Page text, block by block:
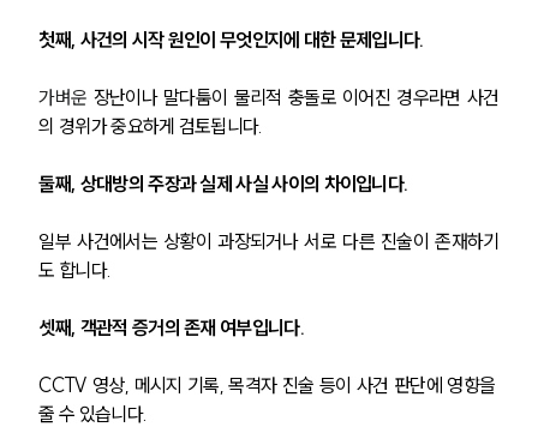
첫째, 사건의 시작 원인이 무엇인지에 대한 문제입니다.
가벼운 장난이나 말다툼이 물리적 충돌로 이어진 경우라면 사건
의 경위가 중요하게 검토됩니다.
둘째, 상대방의 주장과 실제 사실 사이의 차이입니다.
일부 사건에서는 상황이 과장되거나 서로 다른 진술이 존재하기
도 합니다.
셋째, 객관적 증거의 존재 여부입니다.
CCTV 영상, 메시지 기록, 목격자 진술 등이 사건 판단에 영향을
줄 수 있습니다.